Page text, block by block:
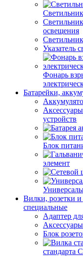
освещения
Указатель
Фонарь
Батарейки,
устройств
Блок
элемент
Вилки, розетки
специальные
Адаптер
Блок
стандарта